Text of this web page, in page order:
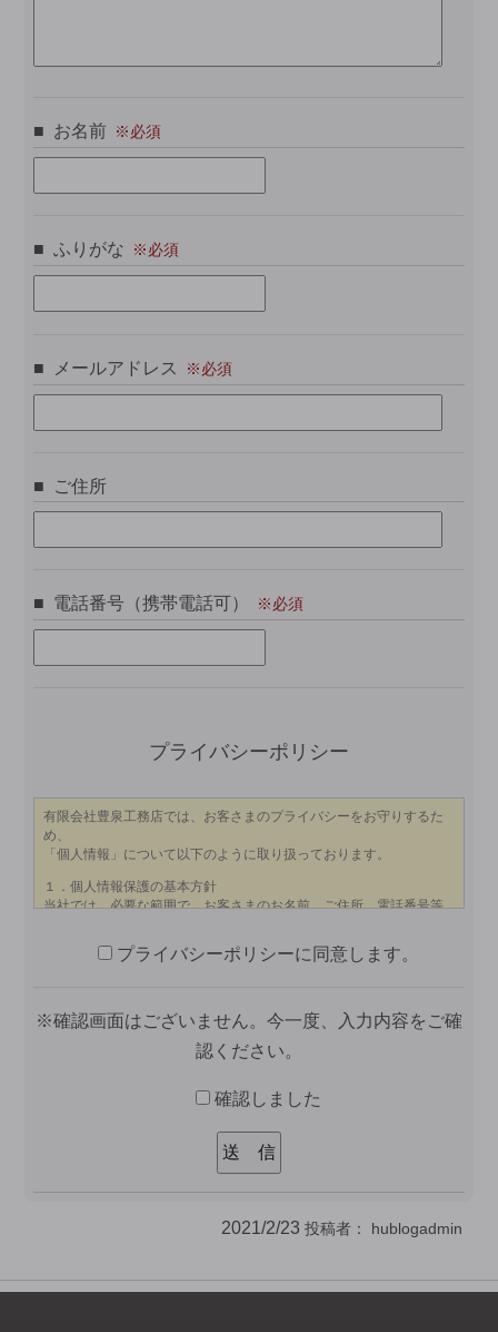
お名前
ふりがな
メールアドレス
ご住所
電話番号（携帯電話可）
プライバシーポリシー
プライバシーポリシーに同意します。
※確認画面はございません。今一度、入力内容をご確
認ください。
確認しました
2021/2/23 投稿者： hublogadmin